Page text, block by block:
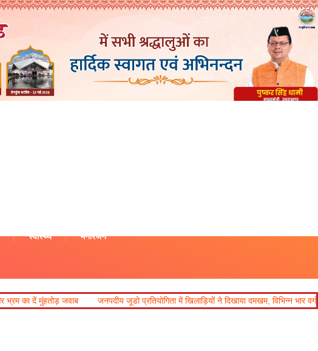
स्वास्थ्य मनोरंजन
जनपदीय जूडो प्रतियोगिता में खिलाड़ियों ने दिखाया दमखम, विभिन्न भार वर्गों में विजेता घोषित